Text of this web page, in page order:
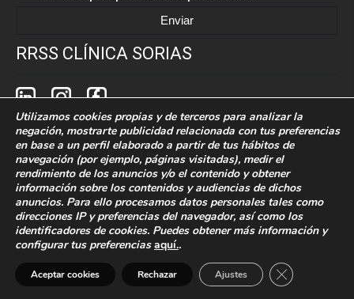
RRSS CLÍNICA SORIAS
Política de cookies
Politica de privacidad
Aaviso legal
Desarrollado por Grupo Idimad.
Marketing Digital 360
Utilizamos cookies propias y de terceros para analizar la
negación, mostrarte publicidad relacionada con tus preferencias
en base a un perfil elaborado a partir de tus hábitos de
navegación (por ejemplo, páginas visitadas), medir el
rendimiento de los anuncios y/o el contenido y obtener
información sobre los contenidos y audiencias de dichos
anuncios. Para ello procesamos datos personales tales como
direcciones IP y preferencias del navegador, así como los
identificadores de cookies. Puedes obtener más información y
configurar tus preferenciasaquí..
Aceptar cookies Rechazar Ajustes Cerrar el